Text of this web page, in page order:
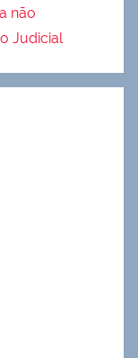
não
Judicial